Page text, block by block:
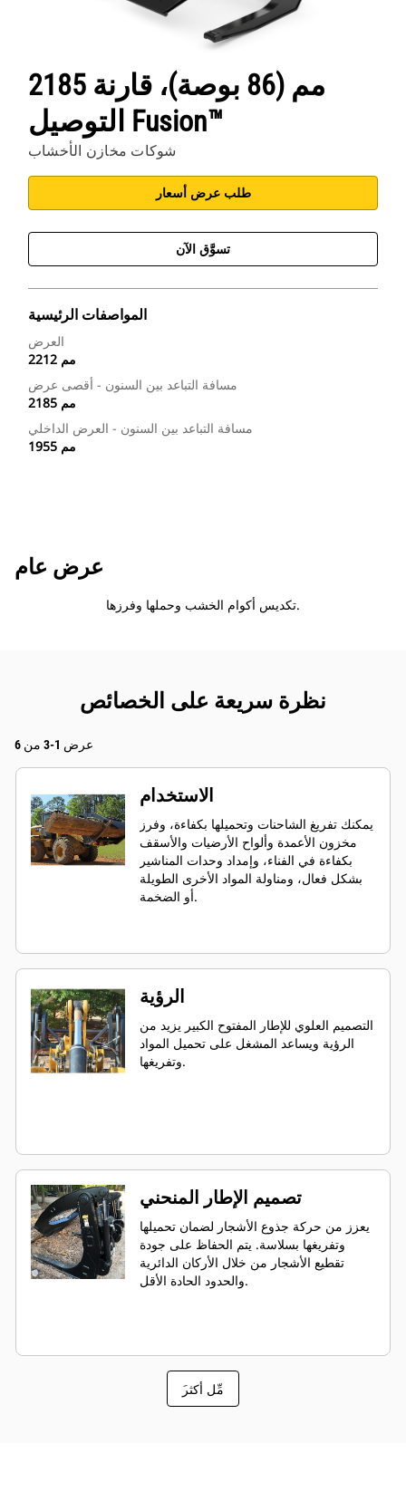
2185 مم (86 بوصة)، قارنة
التوصيل Fusion™
شوكات مخازن الأخشاب
طلب عرض أسعار
تسوَّق الآن
المواصفات الرئيسية
العرض
2212 مم
مسافة التباعد بين السنون - أقصى عرض
2185 مم
مسافة التباعد بين السنون - العرض الداخلي
1955 مم
عرض عام
تكديس أكوام الخشب وحملها وفرزها.
نظرة سريعة على الخصائص
عرض 1-3 من 6
الاستخدام
يمكنك تفريغ الشاحنات وتحميلها بكفاءة، وفرز
مخزون الأعمدة وألواح الأرضيات والأسقف
بكفاءة في الفناء، وإمداد وحدات المناشير
بشكل فعال، ومناولة المواد الأخرى الطويلة
أو الضخمة.
الرؤية
التصميم العلوي للإطار المفتوح الكبير يزيد من
الرؤية ويساعد المشغل على تحميل المواد
وتفريغها.
تصميم الإطار المنحني
يعزز من حركة جذوع الأشجار لضمان تحميلها
وتفريغها بسلاسة. يتم الحفاظ على جودة
تقطيع الأشجار من خلال الأركان الدائرية
والحدود الحادة الأقل.
َمِّل أكثر